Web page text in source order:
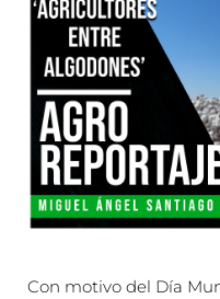
Con motivo del Día